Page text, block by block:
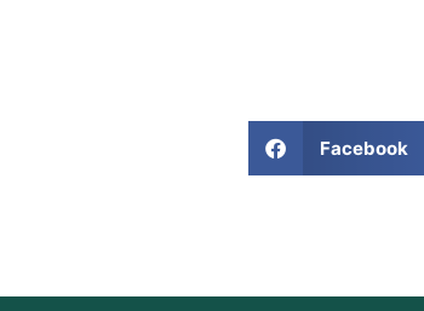
Facebook